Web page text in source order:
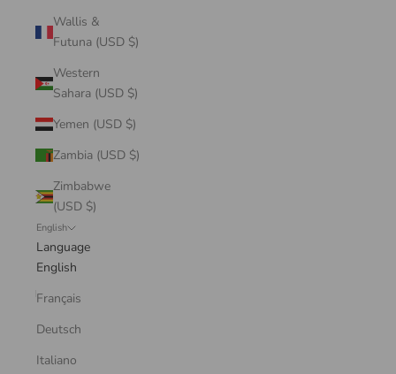
Wallis &
Futuna (USD $)
Western
Sahara (USD $)
Yemen (USD $)
Zambia (USD $)
Zimbabwe
(USD $)
English
Language
English
Français
Deutsch
Italiano